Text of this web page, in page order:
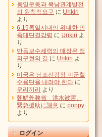
통일운동과 북남관계발전
의 원칙적요구 に Urikiri
より
6.15통일시대의 위대한 민
족대단결강령 に Urikiri よ
り
반동보수세력의 매장은 정
의구현의 길 に Urikiri よ
り
미국은 남조선강점 미군철
수용단을 내려야 한다 に
우리끼리 より
朝鮮外務省 洪水被害、
緊急援助に謝意 に poppy
より
ログイン